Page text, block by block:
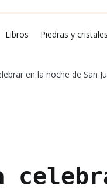
Libros Piedras y cristales
en la noche de San